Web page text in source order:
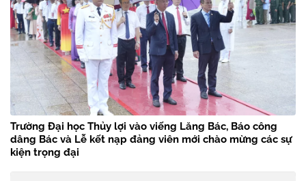
Trường Đại học Thủy lợi vào viếng Lăng Bác, Báo công
dâng Bác và Lễ kết nạp đảng viên mới chào mừng các sự
kiện trọng đại